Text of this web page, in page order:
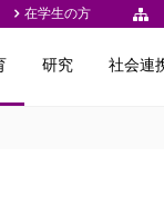
在学生の方
研究 社会連